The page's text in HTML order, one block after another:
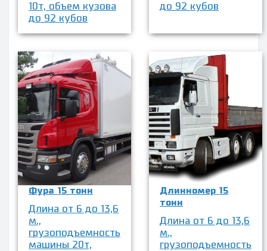
10т, объем кузова
до 92 кубов
до 92 кубов
Фура 15 тонн
Длина от 6 до 13,6
м.,
грузоподъемность
машины 20т,
Длинномер 15
тонн
Длина от 6 до 13,6
м.,
грузоподъемность